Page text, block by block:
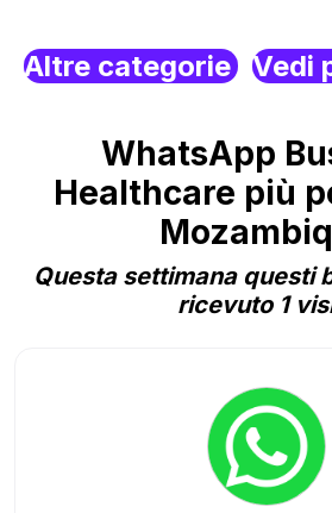
Altre categorie Vedi
WhatsApp
Healthcare più
Questa settimana questi
ricevuto 1